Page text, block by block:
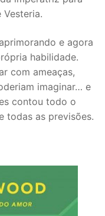
e agora
habilidade.
com ameaças,
imaginar… e
contou todo o
todas as previsões.